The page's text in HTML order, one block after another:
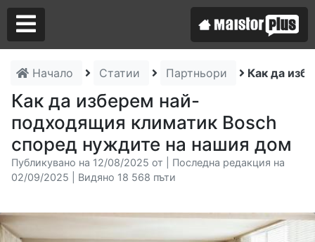
Начало Статии Партньори Как да
Как да изберем най-
подходящия климатик Bosch
според нуждите на нашия дом
Публикувано на 12/08/2025 от | Последна редакция на
02/09/2025 | Видяно 18 568 пъти
Аз съм майстор
Търся майстор